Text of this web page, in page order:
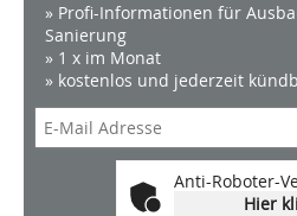
» Profi-Informationen für
Sanierung
» 1 x im Monat
» kostenlos und jederzeit
Anti-Roboter-
Hier